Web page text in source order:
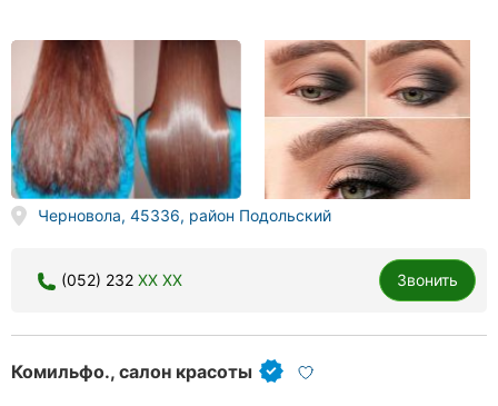
Черновола, 45336, район Подольский
(052) 232 XX XX Звонить
Комильфо., салон красоты